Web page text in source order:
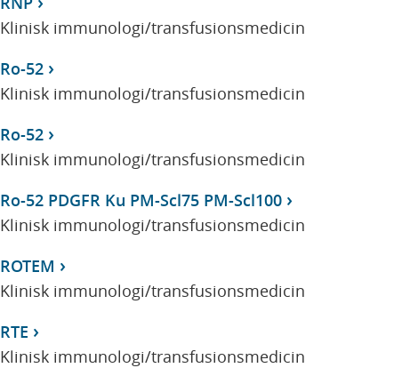
Klinisk immunologi/transfusionsmedicin
Ro-52
Klinisk immunologi/transfusionsmedicin
Ro-52
Klinisk immunologi/transfusionsmedicin
Ro-52 PDGFR Ku PM-Scl75 PM-Scl100
Klinisk immunologi/transfusionsmedicin
ROTEM
Klinisk immunologi/transfusionsmedicin
RTE
Klinisk immunologi/transfusionsmedicin